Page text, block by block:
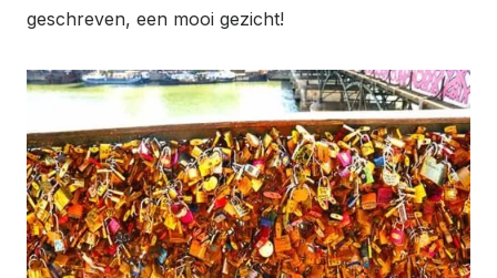
geschreven, een mooi gezicht!